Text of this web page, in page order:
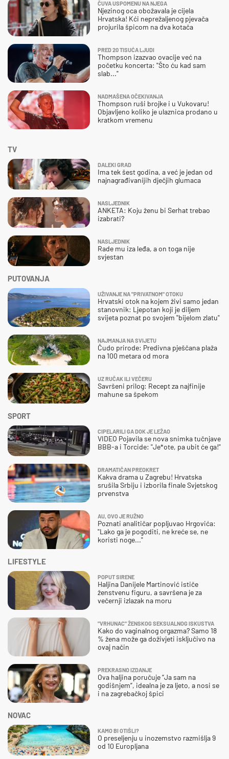
ČUVA USPOMENU NA NJEGA
Njezinog oca obožavala je cijela
Hrvatska! Kći neprežaljenog pjevača
projurila špicom na dva kotača
PRED 20 TISUĆA LJUDI
Thompson izazvao ovacije već na
početku koncerta: "Što ću kad sam
slab..."
NADMAŠENA OČEKIVANJA
Thompson ruši brojke i u Vukovaru!
Objavljeno koliko je ulaznica prodano u
kratkom vremenu
SPORT
CIPELARILI GA DOK JE LEŽAO
VIDEO Pojavila se nova snimka tučnjave
BBB-a i Torcide: "Je*ote, pa ubit će ga!"
DRAMATIČAN PREOKRET
Kakva drama u Zagrebu! Hrvatska
srušila Srbiju i izborila finale Svjetskog
prvenstva
AU, OVO JE RUŽNO
Poznati analitičar popljuvao Hrgovića:
"Lako ga je pogoditi, ne kreće se, ne
koristi noge..."
TV
DALEKI GRAD
Ima tek šest godina, a već je jedan od
najnagrađivanijih dječjih glumaca
NASLJEDNIK
ANKETA: Koju ženu bi Serhat trebao
izabrati?
NASLJEDNIK
Rade mu iza leđa, a on toga nije
svjestan
PUTOVANJA
UŽIVANJE NA "PRIVATNOM" OTOKU
Hrvatski otok na kojem živi samo jedan
stanovnik: Ljepotan koji je diljem
svijeta poznat po svojem "bijelom zlatu"
NAJMANJA NA SVIJETU
Čudo prirode: Predivna pješčana plaža
na 100 metara od mora
UZ RUČAK ILI VEČERU
Savršeni prilog: Recept za najfinije
mahune sa špekom
NOVAC
KAMO BI OTIŠLI?
O preseljenju u inozemstvo razmišlja 9
od 10 Europljana
LIFESTYLE
POPUT SIRENE
Haljina Danijele Martinović ističe
ženstvenu figuru, a savršena je za
večernji izlazak na moru
"VRHUNAC" ŽENSKOG SEKSUALNOG ISKUSTVA
Kako do vaginalnog orgazma? Samo 18
% žena može ga doživjeti isključivo na
ovaj način
PREKRASNO IZDANJE
Ova haljina poručuje “Ja sam na
godišnjem”, idealna je za ljeto, a nosi se
i na zagrebačkoj špici